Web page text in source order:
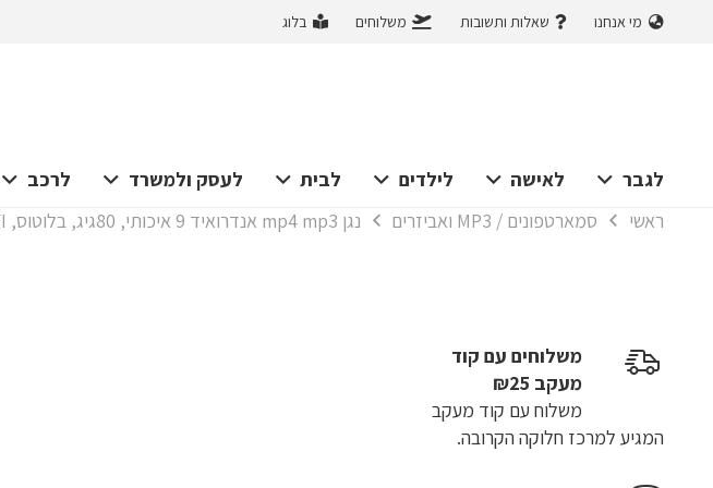
מי אנחנו שאלות ותשובות משלוחים בלוג
לגבר לאישה לילדים לבית לעסק ולמשרד לרכב
ראשי
סמארטפונים / MP3 ואביזרים נגן mp4 mp3 אנדרואיד 9 איכותי, 80גיג, בלוטוס, WIFI, מסך גדול 4.7 אינצ' כולל מגן מסך ומגן סיליקון בצבע סגול
משלוחים עם קוד
מעקב ₪25
משלוח​ עם קוד מעקב
המגיע למרכז חלוקה הקרובה.